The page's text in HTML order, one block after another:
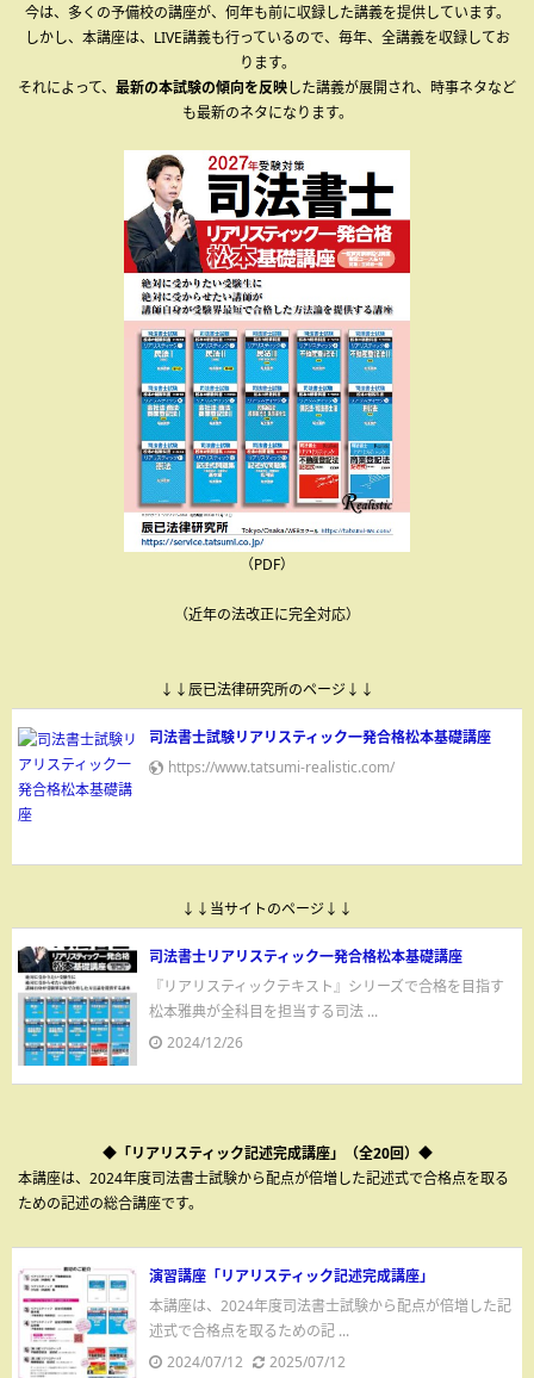
今は、多くの予備校の講座が、何年も前に収録した講義を提供しています。
しかし、本講座は、LIVE講義も行っているので、毎年、全講義を収録してお
ります。
それによって、 最新の本試験の傾向を反映した講義が展開され、時事ネタなど
も最新のネタになります。
（PDF）
（近年の法改正に完全対応）
↓↓辰已法律研究所のページ↓↓
司法書士試験リアリスティック一発合格松本基礎講座
https://www.tatsumi-realistic.com/
↓↓当サイトのページ↓↓
司法書士リアリスティック一発合格松本基礎講座
『リアリスティックテキスト』シリーズで合格を目指す
松本雅典が全科目を担当する司法 ...
2024/12/26
◆「リアリスティック記述完成講座」（全20回）◆
本講座は、2024年度司法書士試験から配点が倍増した記述式で合格点を取る
ための記述の総合講座です。
演習講座「リアリスティック記述完成講座」
本講座は、2024年度司法書士試験から配点が倍増した記
述式で合格点を取るための記 ...
2024/07/12
2025/07/12